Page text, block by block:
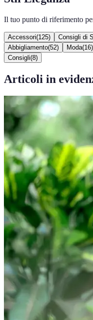
Il tuo punto di riferimento
Accessori(125) Consigli di
Abbigliamento(52) Moda(16)
Consigli(8)
Articoli in